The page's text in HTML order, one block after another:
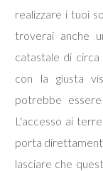
realizzare i tuoi
troverai anche
catastale di
con la giusta
potrebbe
L'accesso ai
porta
lasciare che
Totale